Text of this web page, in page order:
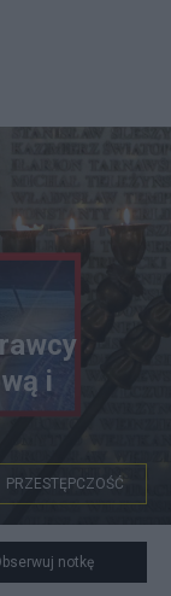
Fot.
i
PRZESTĘPCZOŚĆ
notkę